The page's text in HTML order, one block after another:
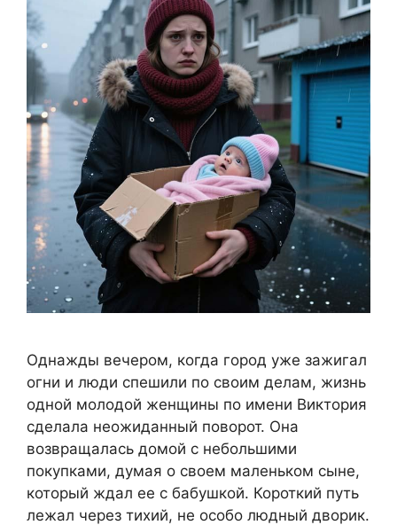
Однажды вечером, когда город уже зажигал
огни и люди спешили по своим делам, жизнь
одной молодой женщины по имени Виктория
сделала неожиданный поворот. Она
возвращалась домой с небольшими
покупками, думая о своем маленьком сыне,
который ждал ее с бабушкой. Короткий путь
лежал через тихий, не особо людный дворик.